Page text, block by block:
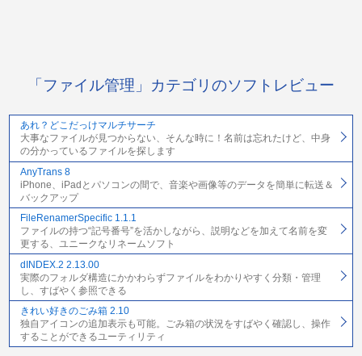
「ファイル管理」カテゴリのソフトレビュー
あれ？どこだっけマルチサーチ
大事なファイルが見つからない、そんな時に！名前は忘れたけど、中身
の分かっているファイルを探します
AnyTrans 8
iPhone、iPadとパソコンの間で、音楽や画像等のデータを簡単に転送＆
バックアップ
FileRenamerSpecific 1.1.1
ファイルの持つ“記号番号”を活かしながら、説明などを加えて名前を変
更する、ユニークなリネームソフト
dINDEX.2 2.13.00
実際のフォルダ構造にかかわらずファイルをわかりやすく分類・管理
し、すばやく参照できる
きれい好きのごみ箱 2.10
独自アイコンの追加表示も可能。ごみ箱の状況をすばやく確認し、操作
することができるユーティリティ